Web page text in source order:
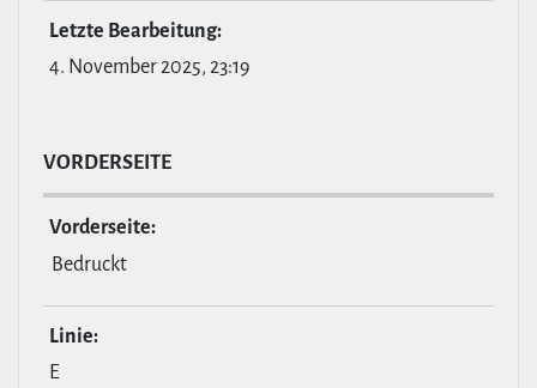
Letzte Bear­bei­tung:
4. November 2025, 23:19
VOR­DER­SEITE
Vor­der­seite:
Bedruckt
Linie:
E